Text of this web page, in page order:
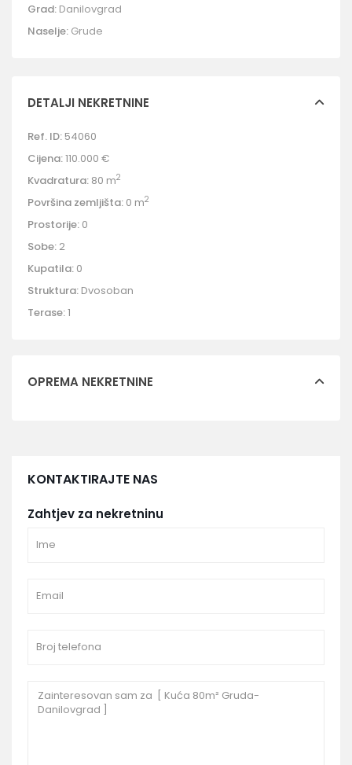
Grad: Danilovgrad
Naselje: Grude
DETALJI NEKRETNINE
Ref. ID: 54060
Cijena:110.000 €
Kvadratura: 80 m2
Površina zemljišta: 0 m2
Prostorije: 0
Sobe: 2
Kupatila: 0
Struktura: Dvosoban
Terase:1
OPREMA NEKRETNINE
KONTAKTIRAJTE NAS
Zahtjev za nekretninu